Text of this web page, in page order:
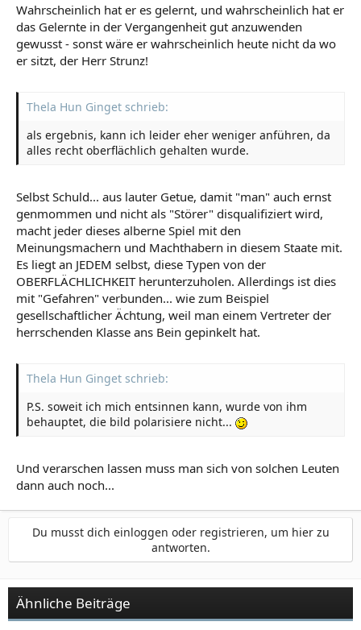
Wahrscheinlich hat er es gelernt, und wahrscheinlich hat er
das Gelernte in der Vergangenheit gut anzuwenden
gewusst - sonst wäre er wahrscheinlich heute nicht da wo
er sitzt, der Herr Strunz!
Thela Hun Ginget schrieb:
als ergebnis, kann ich leider eher weniger anführen, da
alles recht oberflächlich gehalten wurde.
Selbst Schuld... aus lauter Getue, damit "man" auch ernst
genmommen und nicht als "Störer" disqualifiziert wird,
macht jeder dieses alberne Spiel mit den
Meinungsmachern und Machthabern in diesem Staate mit.
Es liegt an JEDEM selbst, diese Typen von der
OBERFLÄCHLICHKEIT herunterzuholen. Allerdings ist dies
mit "Gefahren" verbunden... wie zum Beispiel
gesellschaftlicher Ächtung, weil man einem Vertreter der
herrschenden Klasse ans Bein gepinkelt hat.
Thela Hun Ginget schrieb:
P.S. soweit ich mich entsinnen kann, wurde von ihm
behauptet, die bild polarisiere nicht...
Und verarschen lassen muss man sich von solchen Leuten
dann auch noch...
Du musst dich einloggen oder registrieren, um hier zu
antworten.
Ähnliche Beiträge